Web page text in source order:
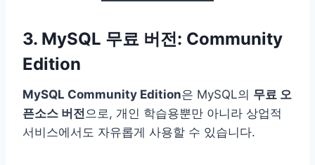
3. MySQL 무료 버전: Community
Edition
MySQL Community Edition은 MySQL의 무료 오
픈소스 버전 으로, 개인 학습용뿐만 아니라 상업적
서비스에서도 자유롭게 사용할 수 있습니다.